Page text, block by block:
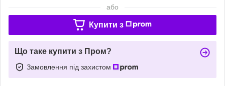
або
Купити з
Що таке купити з Пром?
Замовлення під захистом